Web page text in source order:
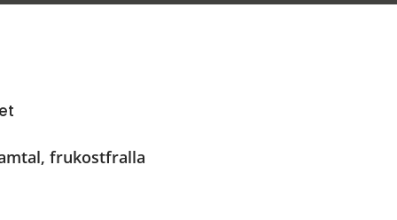
frukostfralla